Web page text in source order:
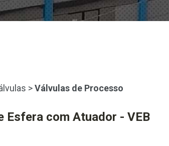
>Válvulas de Processo
Esfera com Atuador - VEB